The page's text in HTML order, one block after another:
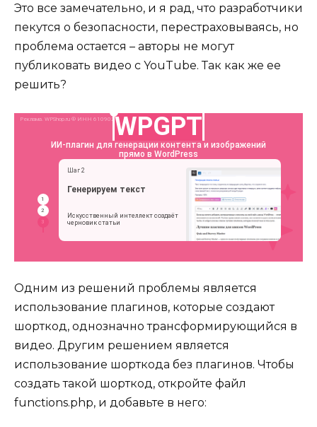
Это все замечательно, и я рад, что разработчики
пекутся о безопасности, перестраховываясь, но
проблема остается – авторы не могут
публиковать видео с YouTube. Так как же ее
решить?
Одним из решений проблемы является
использование плагинов, которые создают
шорткод, однозначно трансформирующийся в
видео. Другим решением является
использование шорткода без плагинов. Чтобы
создать такой шорткод, откройте файл
functions.php, и добавьте в него: